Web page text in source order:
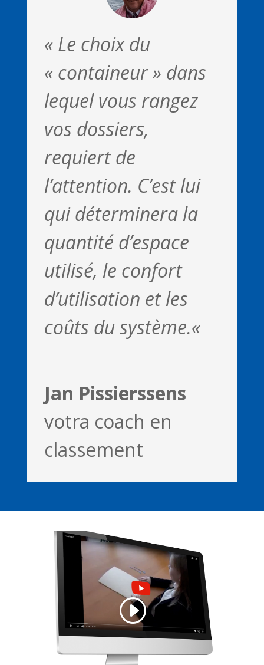
« Le choix du
« containeur » dans
lequel vous rangez
vos dossiers,
requiert de
l’attention. C’est lui
qui déterminera la
quantité d’espace
utilisé, le confort
d’utilisation et les
coûts du système.«
Jan Pissierssens
votra coach en
classement